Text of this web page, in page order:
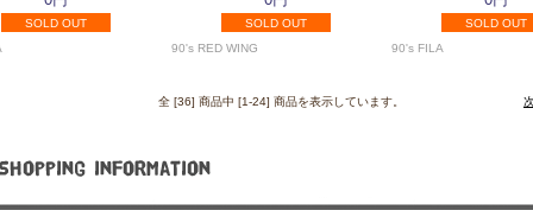
SOLD OUT
SOLD OUT
90's RED WING
SOLD OUT
90's FILA
全 [36] 商品中 [1-24] 商品を表示しています。